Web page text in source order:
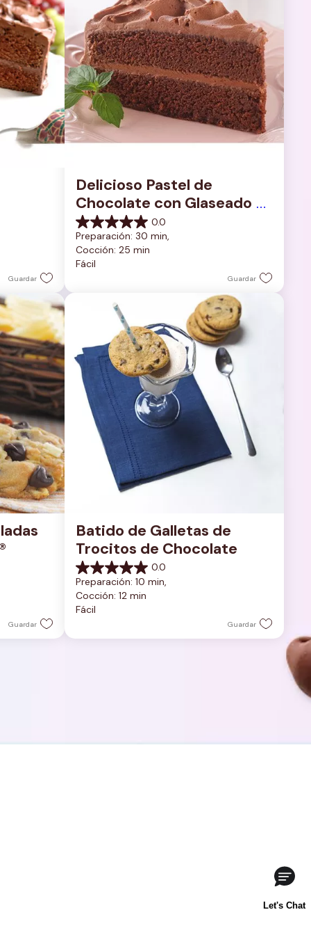
Guardar
Delicioso Pastel de
Chocolate con Glaseado
de Chocolate Rico y
Cremoso
0.0
0.0
de
5
estrellas.
Preparación: 30 min,
Cocción: 25 min
Fácil
Guardar
Guardar
Batido de Galletas de
Trocitos de Chocolate
0.0
0.0
de
5
estrellas.
Preparación: 10 min,
Cocción: 12 min
Fácil
Guardar